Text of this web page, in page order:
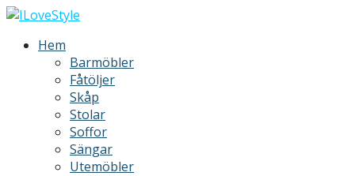
Hoppa
innehållHem
Barmöbler
Fåtöljer
Skåp
Stolar
Soffor
Sängar
Utemöbler